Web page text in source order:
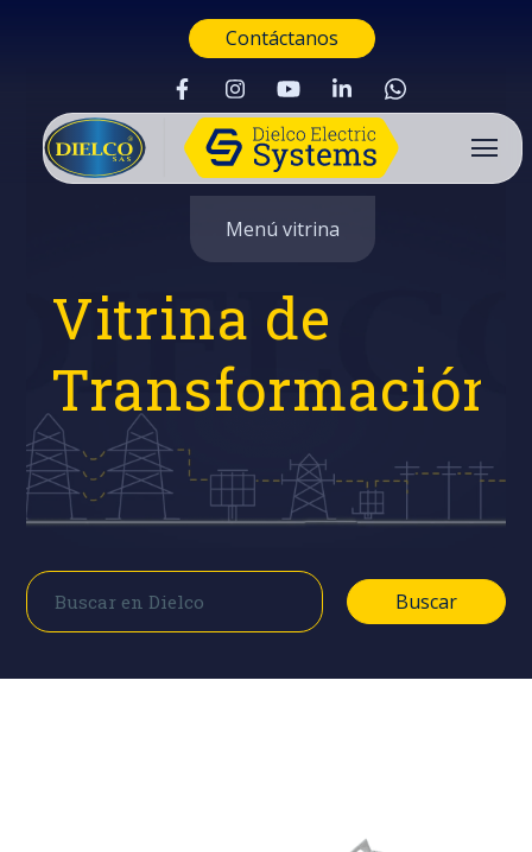
Contáctanos
Buscar
Menú vitrina
Vitrina de
Transformación
Buscar
Buscar